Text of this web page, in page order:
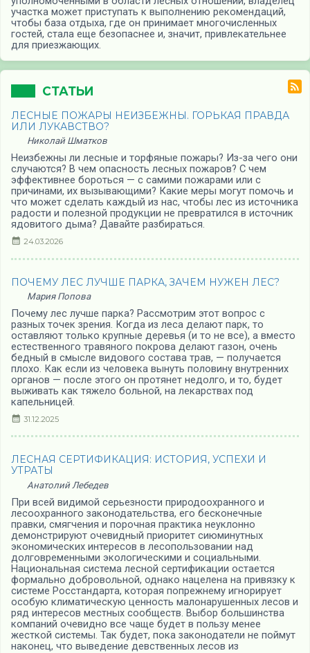
участка может приступать к выполнению рекомендаций,
чтобы база отдыха, где он принимает многочисленных
гостей, стала еще безопаснее и, значит, привлекательнее
для приезжающих.
СТАТЬИ
ЛЕСНЫЕ ПОЖАРЫ НЕИЗБЕЖНЫ. ГОРЬКАЯ ПРАВДА
ИЛИ ЛУКАВСТВО?
Николай Шматков
Неизбежны ли лесные и торфяные пожары? Из-за чего они
случаются? В чем опасность лесных пожаров? С чем
эффективнее бороться — с самими пожарами или с
причинами, их вызывающими? Какие меры могут помочь и
что может сделать каждый из нас, чтобы лес из источника
радости и полезной продукции не превратился в источник
ядовитого дыма? Давайте разбираться.
24.03.2026
ПОЧЕМУ ЛЕС ЛУЧШЕ ПАРКА, ЗАЧЕМ НУЖЕН ЛЕС?
Мария Попова
Почему лес лучше парка? Рассмотрим этот вопрос с
разных точек зрения. Когда из леса делают парк, то
оставляют только крупные деревья (и то не все), а вместо
естественного травяного покрова делают газон, очень
бедный в смысле видового состава трав, — получается
плохо. Как если из человека вынуть половину внутренних
органов — после этого он протянет недолго, и то, будет
выживать как тяжело больной, на лекарствах под
капельницей.
31.12.2025
ЛЕСНАЯ СЕРТИФИКАЦИЯ: ИСТОРИЯ, УСПЕХИ И
УТРАТЫ
Анатолий Лебедев
При всей видимой серьезности природоохранного и
лесоохранного законодательства, его бесконечные
правки, смягчения и порочная практика неуклонно
демонстрируют очевидный приоритет сиюминутных
экономических интересов в лесопользовании над
долговременными экологическими и социальными.
Национальная система лесной сертификации остается
формально добровольной, однако нацелена на привязку к
системе Росстандарта, которая попрежнему игнорирует
особую климатическую ценность малонарушенных лесов и
ряд интересов местных сообществ. Выбор большинства
компаний очевидно все чаще будет в пользу менее
жесткой системы. Так будет, пока законодатели не поймут
наконец, что выведение девственных лесов из